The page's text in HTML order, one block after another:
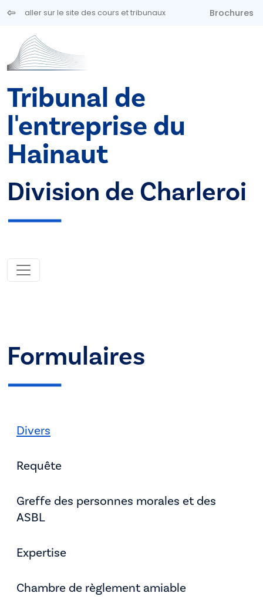
Aller au contenu principal
aller sur le site des cours et tribunaux Brochures
Tribunal de
l'entreprise du
Hainaut
Division de Charleroi
Formulaires
Divers
Requête
Greffe des personnes morales et des
ASBL
Expertise
Chambre de règlement amiable